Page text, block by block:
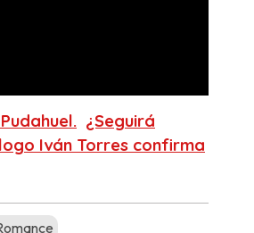
¿Seguirá
Iván Torres confirma